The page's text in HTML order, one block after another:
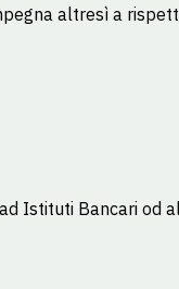
altresì a
Istituti Bancari